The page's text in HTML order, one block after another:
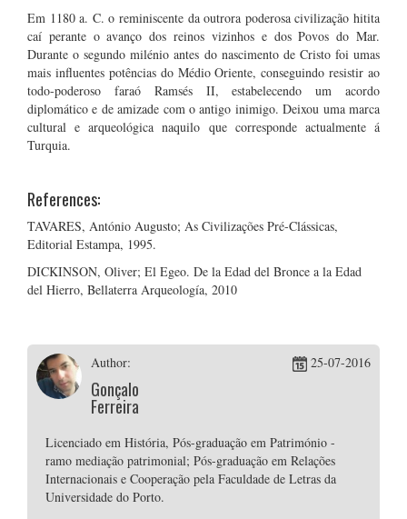
Em 1180 a. C. o reminiscente da outrora poderosa civilização hitita
caí perante o avanço dos reinos vizinhos e dos Povos do Mar.
Durante o segundo milénio antes do nascimento de Cristo foi umas
mais influentes potências do Médio Oriente, conseguindo resistir ao
todo-poderoso faraó Ramsés II, estabelecendo um acordo
diplomático e de amizade com o antigo inimigo. Deixou uma marca
cultural e arqueológica naquilo que corresponde actualmente á
Turquia.
References:
TAVARES, António Augusto; As Civilizações Pré-Clássicas,
Editorial Estampa, 1995.
DICKINSON, Oliver; El Egeo. De la Edad del Bronce a la Edad
del Hierro, Bellaterra Arqueología, 2010
Author:
Gonçalo
Ferreira
25-07-2016
Licenciado em História, Pós-graduação em Património -
ramo mediação patrimonial; Pós-graduação em Relações
Internacionais e Cooperação pela Faculdade de Letras da
Universidade do Porto.